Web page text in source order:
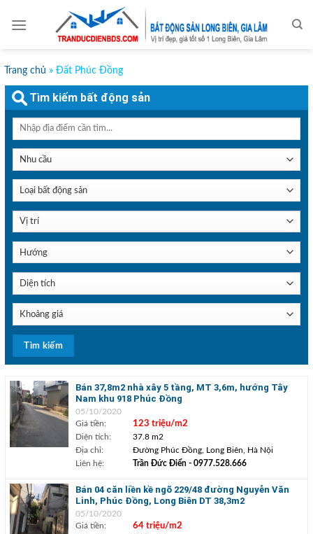
Trang chủ » Đất Phúc Đồng
Bán 37,8m2 nhà xây 5 tầng, MT 3,6m, hướng Tây
Nam khu 918 Phúc Đồng
05/10/2020
Giá tiền:
123 triệu/m2
Diện tích:
37.8 m2
Địa chỉ:
Đường Phúc Đồng, Long Biên, Hà Nội
Liên hệ:
Trần Đức Điển- 0977.528.666
Bán 04 căn liền kề ngõ 229/48 đường Nguyễn Văn
Linh, Phúc Đồng, Long Biên DT 38,3m2
05/10/2020
Giá tiền:
64 triệu/m2
Tìm kiếm bất động sản